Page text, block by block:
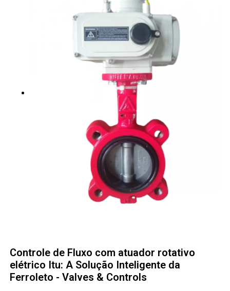
Controle de Fluxo com atuador rotativo
elétrico Itu: A Solução Inteligente da
Ferroleto - Valves & Controls